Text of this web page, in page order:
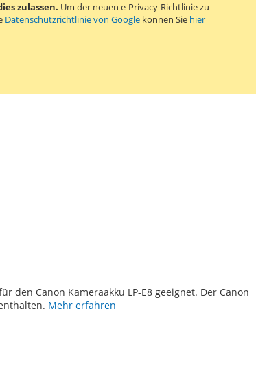
zulassen. Um der neuen e-Privacy-Richtlinie zu
Datenschutzrichtlinie von Google können Sie hier
den Canon Kameraakku LP-E8 geeignet. Der Canon
Mehr erfahren